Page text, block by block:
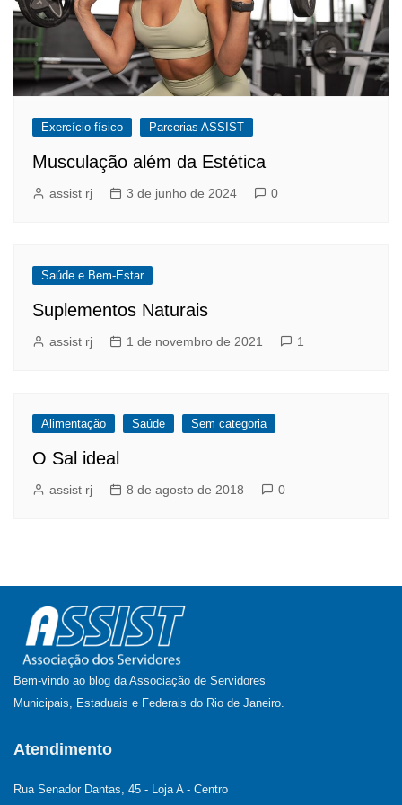
Exercício físico Parcerias ASSIST
Musculação além da Estética
assist rj 3 de junho de 2024 0
Saúde e Bem-Estar
Suplementos Naturais
assist rj 1 de novembro de 2021 1
Alimentação Saúde Sem categoria
O Sal ideal
assist rj 8 de agosto de 2018 0
Bem-vindo ao blog da Associação de Servidores
Municipais, Estaduais e Federais do Rio de Janeiro.
Atendimento
Rua Senador Dantas, 45 - Loja A - Centro